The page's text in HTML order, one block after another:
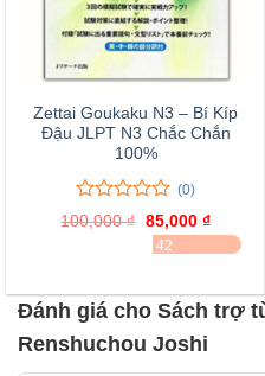
Zettai Goukaku N3 – Bí Kíp
Đậu JLPT N3 Chắc Chắn
100%
0
trên
0
giá
(0)
100,000₫ Giá
gốc
là:
85,000 ₫Giá
hiện
tại
ĐÃ BÁN 42
Đánh giá cho Sách trợ
Renshuchou Joshi